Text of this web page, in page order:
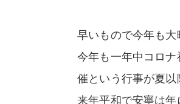
早いもので今年も大
今年も一年中コロ
催という行事が夏以
来年平和で安寧は年